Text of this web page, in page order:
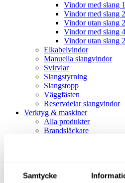
Samtycke
Vindor med slang
Vindor med slang
Vindor utan slang
Vindor med slang
Vindor utan slang
Elkabelvindor
Manuella slangvindor
Svirvlar
Slangstyrning
Slangstopp
Väggfästen
Reservdelar slangvindor
Verktyg & maskiner
Alla produkter
Brandsläckare
Alla produkter